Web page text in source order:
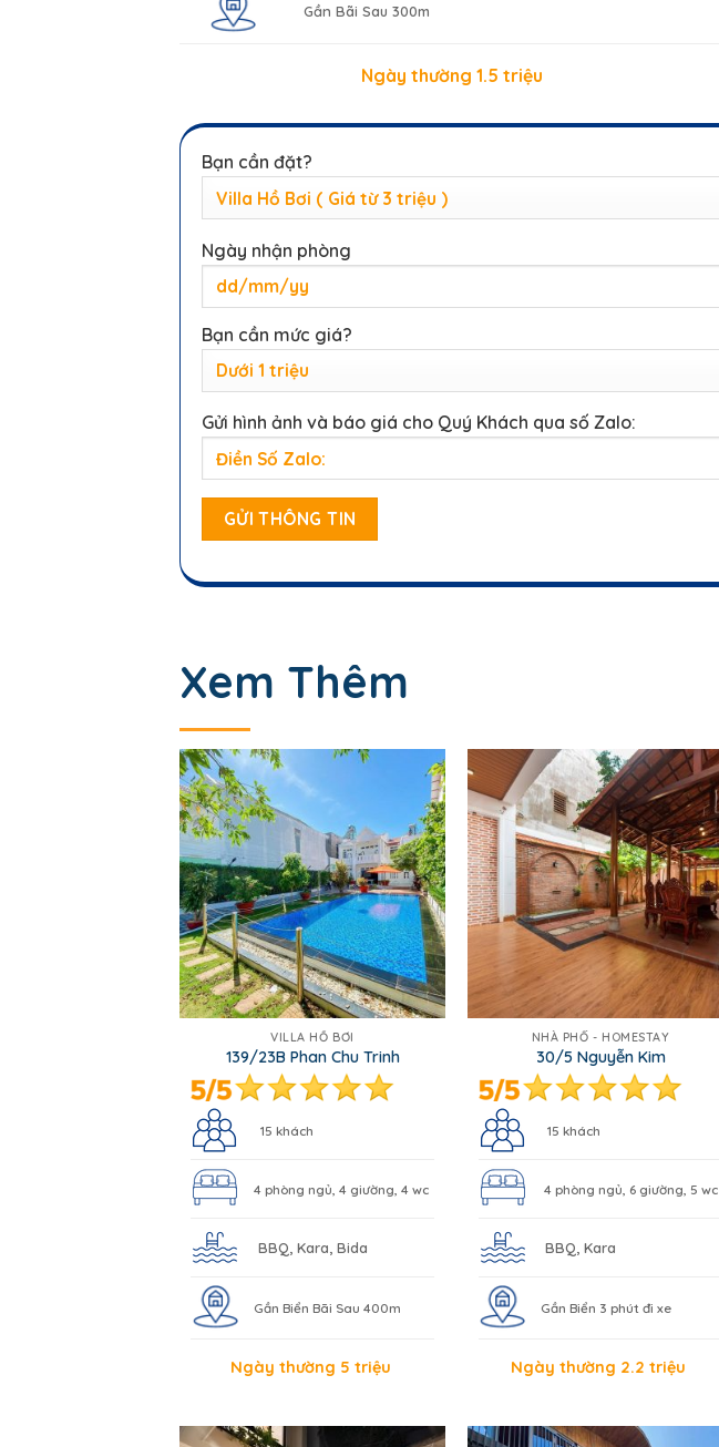
Gần Bãi Sau 300m
Ngày thường 1.5 triệu
Bạn cần đặt?
Ngày nhận phòng
Bạn cần mức giá?
Gửi hình ảnh và báo giá cho Quý Khách qua số Zalo:
Xem Thêm
VILLA HỒ BƠI
139/23B Phan Chu Trinh
15 khách
4 phòng ngủ, 4 giường, 4 wc
BBQ, Kara, Bida
Gần Biển Bãi Sau 400m
Ngày thường 5 triệu
NHÀ PHỐ - HOMESTAY
30/5 Nguyễn Kim
15 khách
4 phòng ngủ, 6 giường, 5 wc
BBQ, Kara
Gần Biển 3 phút đi xe
Ngày thường 2.2 triệu